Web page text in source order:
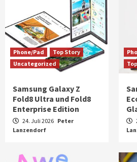
Phone/Pad
Top Story
Uncategorized
Samsung Galaxy Z
Fold8 Ultra und Fold8
Enterprise Edition
24. Juli 2026 Peter
Lanzendorf